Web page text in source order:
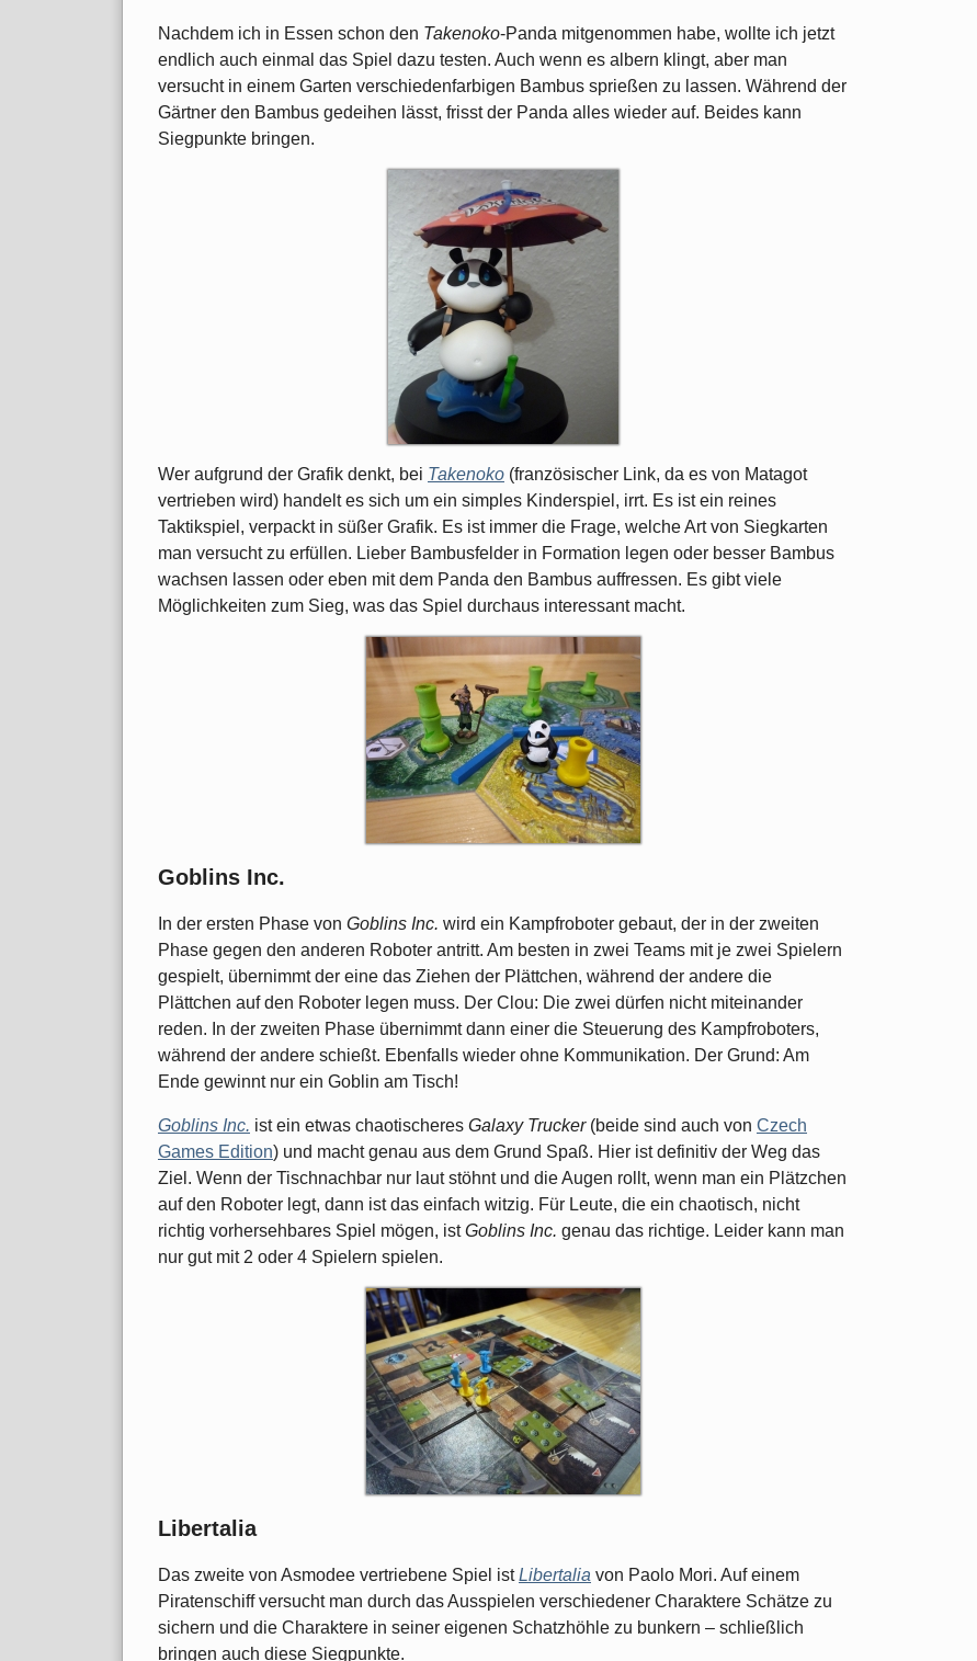
Nachdem ich in Essen schon den Takenoko-Panda mitgenommen habe, wollte ich jetzt
endlich auch einmal das Spiel dazu testen. Auch wenn es albern klingt, aber man
versucht in einem Garten verschiedenfarbigen Bambus sprießen zu lassen. Während der
Gärtner den Bambus gedeihen lässt, frisst der Panda alles wieder auf. Beides kann
Siegpunkte bringen.
Wer aufgrund der Grafik denkt, bei Takenoko (französischer Link, da es von Matagot
vertrieben wird) handelt es sich um ein simples Kinderspiel, irrt. Es ist ein reines
Taktikspiel, verpackt in süßer Grafik. Es ist immer die Frage, welche Art von Siegkarten
man versucht zu erfüllen. Lieber Bambusfelder in Formation legen oder besser Bambus
wachsen lassen oder eben mit dem Panda den Bambus auffressen. Es gibt viele
Möglichkeiten zum Sieg, was das Spiel durchaus interessant macht.
Goblins Inc.
In der ersten Phase von Goblins Inc. wird ein Kampfroboter gebaut, der in der zweiten
Phase gegen den anderen Roboter antritt. Am besten in zwei Teams mit je zwei Spielern
gespielt, übernimmt der eine das Ziehen der Plättchen, während der andere die
Plättchen auf den Roboter legen muss. Der Clou: Die zwei dürfen nicht miteinander
reden. In der zweiten Phase übernimmt dann einer die Steuerung des Kampfroboters,
während der andere schießt. Ebenfalls wieder ohne Kommunikation. Der Grund: Am
Ende gewinnt nur ein Goblin am Tisch!
Goblins Inc. ist ein etwas chaotischeres Galaxy Trucker(beide sind auch von Czech
Games Edition) und macht genau aus dem Grund Spaß. Hier ist definitiv der Weg das
Ziel. Wenn der Tischnachbar nur laut stöhnt und die Augen rollt, wenn man ein Plätzchen
auf den Roboter legt, dann ist das einfach witzig. Für Leute, die ein chaotisch, nicht
richtig vorhersehbares Spiel mögen, istGoblins Inc. genau das richtige. Leider kann man
nur gut mit 2 oder 4 Spielern spielen.
Libertalia
Das zweite von Asmodee vertriebene Spiel istLibertalia von Paolo Mori. Auf einem
Piratenschiff versucht man durch das Ausspielen verschiedener Charaktere Schätze zu
sichern und die Charaktere in seiner eigenen Schatzhöhle zu bunkern – schließlich
bringen auch diese Siegpunkte.